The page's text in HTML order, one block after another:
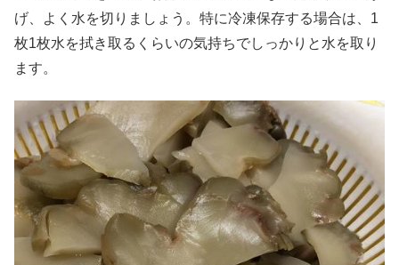
げ、よく水を切りましょう。特に冷凍保存する場合は、1
枚1枚水を拭き取るくらいの気持ちでしっかりと水を取り
ます。